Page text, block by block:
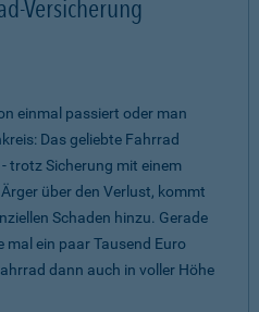
Versicherung
einmal passiert oder man
Das geliebte Fahrrad
trotz Sicherung mit einem
über den Verlust, kommt
Schaden hinzu. Gerade
mal ein paar Tausend Euro
dann auch in voller Höhe